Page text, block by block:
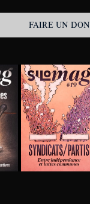
FAIRE UN DON